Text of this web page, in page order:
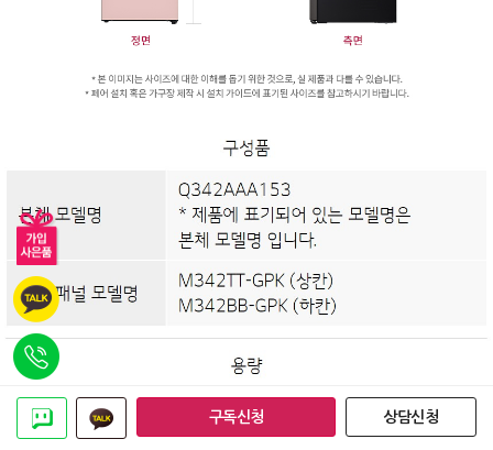
구독신청 상담신청